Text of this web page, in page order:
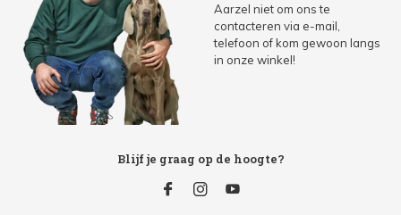
Aarzel niet om ons te
contacteren via e-mail,
telefoon of kom gewoon langs
in onze winkel!
Blijf je graag op de hoogte?